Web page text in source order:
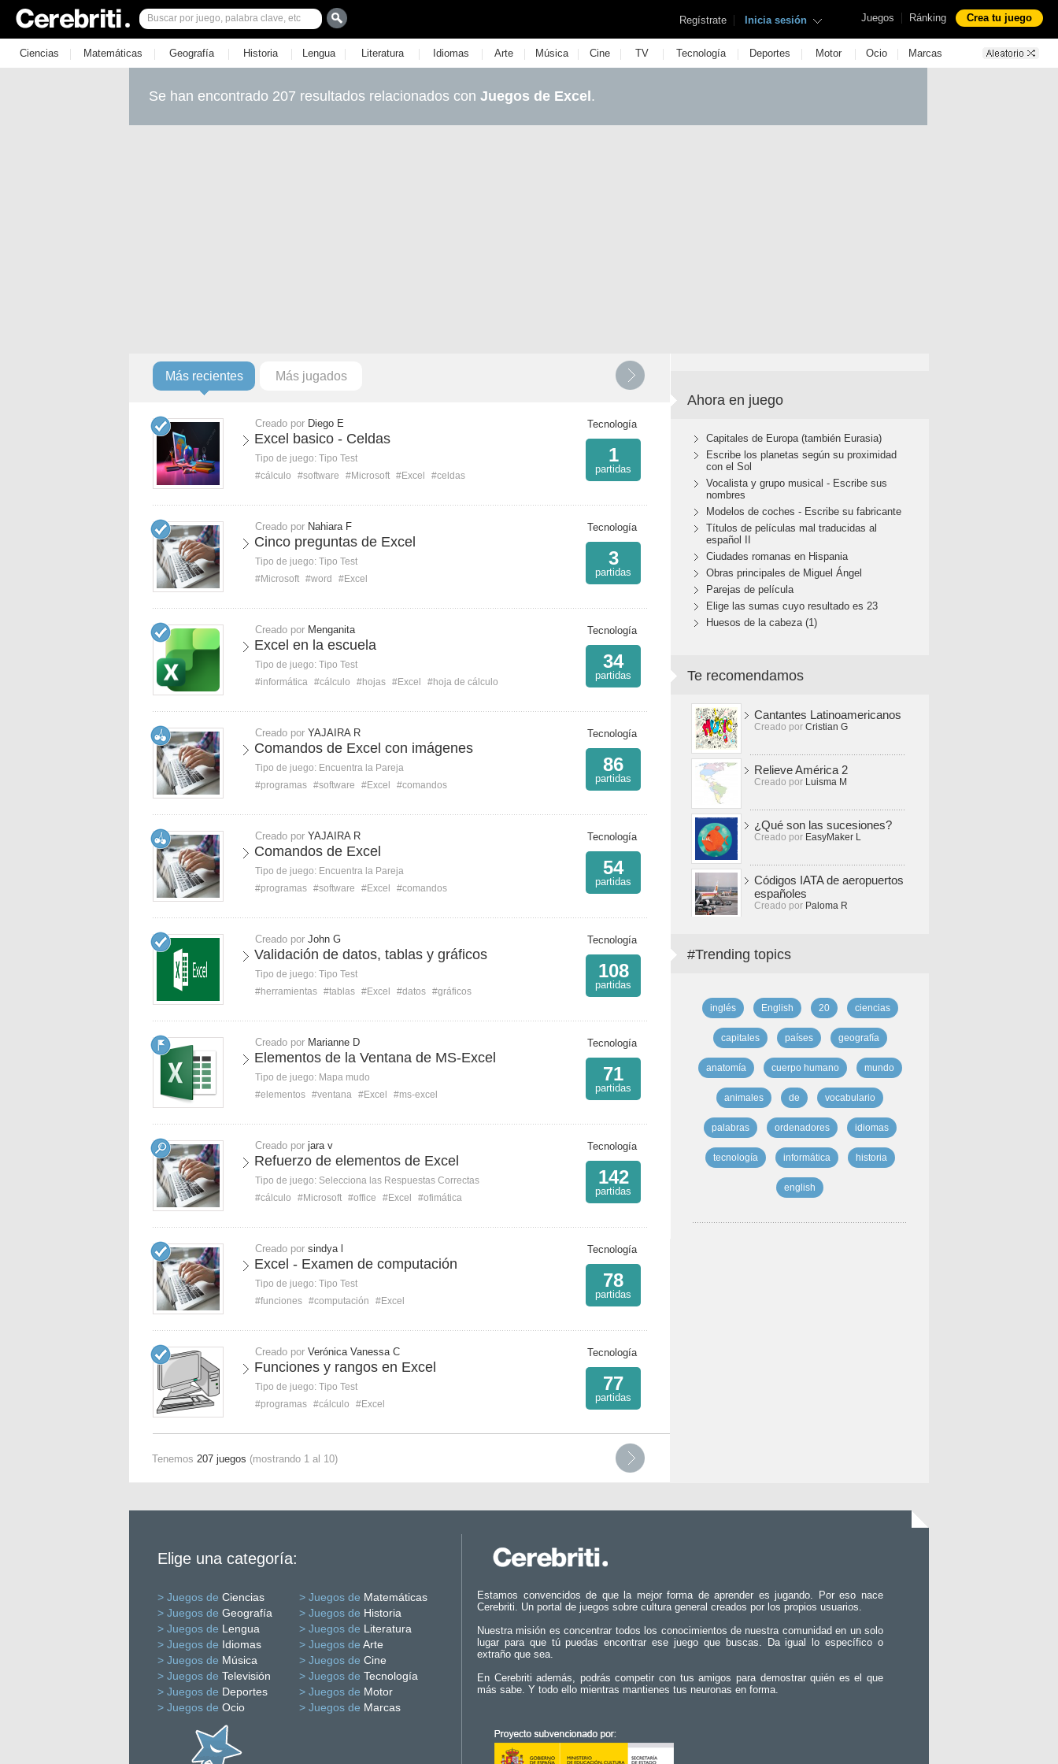
Juegos | Ránking Crea tu juego
Regístrate | Inicia sesión
Ciencias | Matemáticas | Geografía | Historia | Lengua | Literatura | Idiomas | Arte | Música | Cine | TV | Tecnología | Deportes | Motor | Ocio | Marcas
Se han encontrado 207 resultados relacionados con Juegos de Excel .
Más recientes Más jugados
Creado por Diego E
Excel basico - Celdas
Tipo de juego: Tipo Test
#cálculo
#software #Microsoft #Excel #celdas
Tecnología
1
partidas
Creado por Nahiara F
Cinco preguntas de Excel
Tipo de juego: Tipo Test
#Microsoft #word #Excel
Tecnología
3
partidas
Creado por Menganita
Excel en la escuela
Tipo de juego: Tipo Test
#informática #cálculo #hojas #Excel #hoja de cálculo
Tecnología
34
partidas
Creado por YAJAIRA R
Comandos de Excel con imágenes
Tipo de juego: Encuentra la Pareja
#programas #software #Excel #comandos
Tecnología
86
partidas
Creado por YAJAIRA R
Comandos de Excel
Tipo de juego: Encuentra la Pareja
#programas #software #Excel #comandos
Tecnología
54
partidas
Creado por John G
Validación de datos, tablas y gráficos
Tipo de juego: Tipo Test
#herramientas #tablas #Excel #datos #gráficos
Tecnología
108
partidas
Creado por Marianne D
Elementos de la Ventana de MS-Excel
Tipo de juego: Mapa mudo
#elementos #ventana #Excel #ms-excel
Tecnología
71
partidas
Creado por jara v
Refuerzo de elementos de Excel
Tipo de juego: Selecciona las Respuestas Correctas
#cálculo
#Microsoft #office #Excel #ofimática
Tecnología
142
partidas
Creado por sindya l
Excel - Examen de computación
Tipo de juego: Tipo Test
#funciones #computación #Excel
Tecnología
78
partidas
Creado por Verónica Vanessa C
Funciones y rangos en Excel
Tipo de juego: Tipo Test
#programas #cálculo #Excel
Tecnología
77
partidas
Tenemos 207 juegos (mostrando 1 al 10)
Ahora en juego
Capitales de Europa (también Eurasia)
Escribe los planetas según su proximidad
con el Sol
Vocalista y grupo musical - Escribe sus
nombres
Modelos de coches - Escribe su fabricante
Títulos de películas mal traducidas al
español II
Ciudades romanas en Hispania
Obras principales de Miguel Ángel
Parejas de película
Elige las sumas cuyo resultado es 23
Huesos de la cabeza (1)
Te recomendamos
Cantantes Latinoamericanos
Creado por Cristian G
Relieve América 2
Creado por Luisma M
¿Qué son las sucesiones?
Creado por EasyMaker L
Códigos IATA de aeropuertos
españoles
Creado por Paloma R
#Trending topics
inglés English 20 ciencias
capitales países geografía
anatomía cuerpo humano mundo
animales de vocabulario
palabras ordenadores idiomas
tecnología informática historia
english
Elige una categoría:
> Juegos de Ciencias > Juegos de Matemáticas
> Juegos de Geografía > Juegos de Historia
> Juegos de Lengua > Juegos de Literatura
> Juegos de Idiomas > Juegos de Arte
> Juegos de Música > Juegos de Cine
> Juegos de Televisión > Juegos de Tecnología
> Juegos de Deportes > Juegos de Motor
> Juegos de Ocio > Juegos de Marcas
Estamos convencidos de que la mejor forma de aprender es jugando. Por eso nace
Cerebriti. Un portal de juegos sobre cultura general creados por los propios usuarios.
Nuestra misión es concentrar todos los conocimientos de nuestra comunidad en un solo
lugar para que tú puedas encontrar ese juego que buscas. Da igual lo específico o
extraño que sea.
En Cerebriti además, podrás competir con tus amigos para demostrar quién es el que
más sabe. Y todo ello mientras mantienes tus neuronas en forma.